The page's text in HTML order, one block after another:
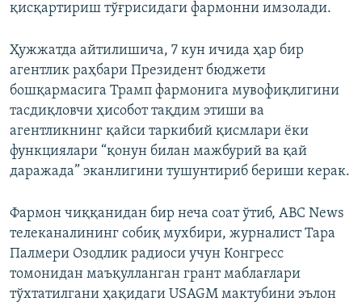
қисқартириш тўғрисидаги фармонни имзолади.
Ҳужжатда айтилишича, 7 кун ичида ҳар бир
агентлик раҳбари Президент бюджети
бошқармасига Трамп фармонига мувофиқлигини
тасдиқловчи ҳисобот тақдим этиши ва
агентликнинг қайси таркибий қисмлари ёки
функциялари “қонун билан мажбурий ва қай
даражада” эканлигини тушунтириб бериши керак.
Фармон чиққанидан бир неча соат ўтиб, ABC News
телеканалининг собиқ мухбири, журналист Тара
Палмери Озодлик радиоси учун Конгресс
томонидан маъқулланган грант маблағлари
тўхтатилгани ҳақидаги USAGM мактубини эълон